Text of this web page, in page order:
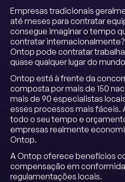
Empresas tradicionais
até meses para contratar
consegue imaginar o tempo
contratar
Ontop pode contratar
quase qualquer lugar do
Ontop está à frente da
composta por mais de 150
mais de 90 especialistas
esses processos mais fáceis.
todo o seu tempo e
empresas realmente
Ontop.
A Ontop oferece benefícios
compensação em
regulamentações locais.